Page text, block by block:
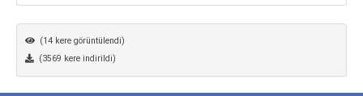
(14 kere görüntülendi)
(3569 kere indirildi)